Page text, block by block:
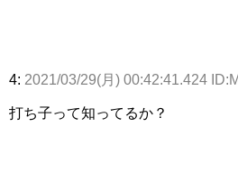
4: 2021/03/29(月) 00:42:41.424
打ち子って知ってるか？